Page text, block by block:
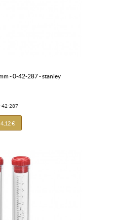
- 0-42-287 - stanley
42-287
4,12 €